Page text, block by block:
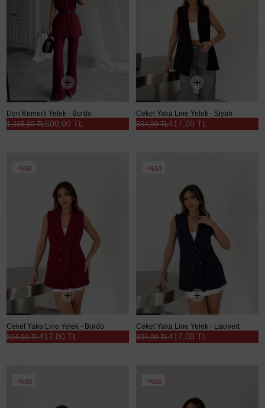
Deri Kemerli Yelek - Bordo
500,00 TL
1.335,00 TL
Ceket Yaka Line Yelek - Siyah
417,00 TL
834,00 TL
%50
Ceket Yaka Line Yelek - Bordo
417,00 TL
834,00 TL
%50
Ceket Yaka Line Yelek - Lacivert
417,00 TL
834,00 TL
%50 %50